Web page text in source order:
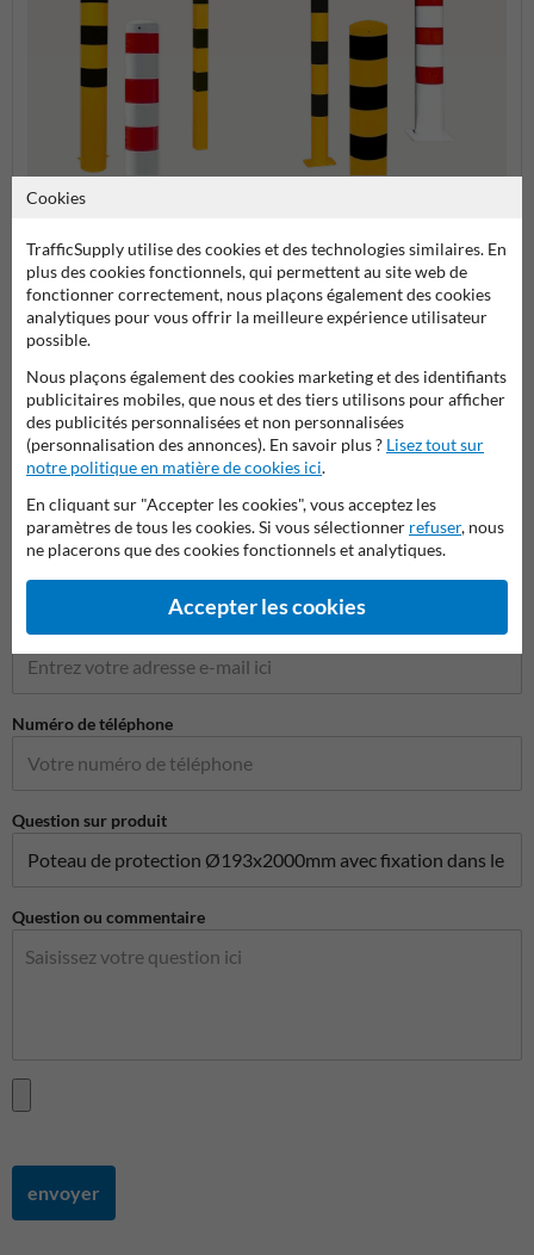
Poteaux de protection
Poser votre question à ProtectionIndustrielle.be
Nom*
Nom de l'entreprise
Adresse e-mail*
Numéro de téléphone
Question sur produit
Question ou commentaire
envoyer
Cookies
TrafficSupply utilise des cookies et des technologies similaires. En
plus des cookies fonctionnels, qui permettent au site web de
fonctionner correctement, nous plaçons également des cookies
analytiques pour vous offrir la meilleure expérience utilisateur
possible.
Nous plaçons également des cookies marketing et des identifiants
publicitaires mobiles, que nous et des tiers utilisons pour afficher
des publicités personnalisées et non personnalisées
(personnalisation des annonces). En savoir plus ? Lisez tout sur
notre politique en matière de cookies ici.
En cliquant sur "Accepter les cookies", vous acceptez les
paramètres de tous les cookies. Si vous sélectionner refuser, nous
ne placerons que des cookies fonctionnels et analytiques.
Accepter les cookies